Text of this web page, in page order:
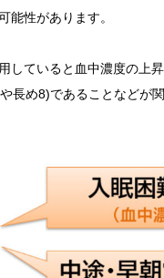
能性があります。
ていると血中濃度の上
長め8)であることなどが